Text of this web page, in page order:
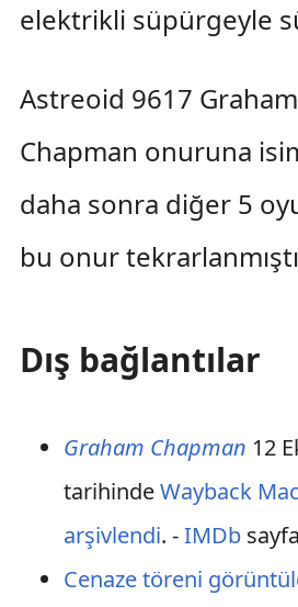
elektrikli süpürgeyle
Astreoid 9617
Chapman onuruna
daha sonra diğer 5
bu onur
Dış bağlantılar
Graham Chapman 12
tarihindeWayback
arşivlendi. -IMDb
Cenaze töreni